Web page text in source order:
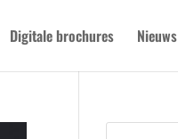
Digitale brochures Nieuws